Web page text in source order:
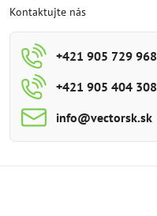
Kontaktujte nás
+421 905 729 968
+421 905 404 308
info​@vectorsk​.sk